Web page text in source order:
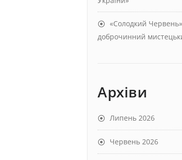
«Солодкий
доброчинний
Архіви
Липень 2026
Червень 2026